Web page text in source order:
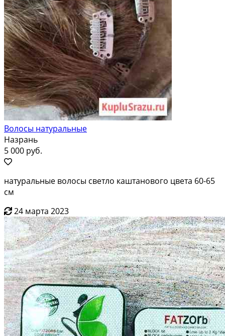
Волосы натуральные
Назрань
5 000 руб.
натуральные волосы светло каштанового цвета 60-65
см
24 марта 2023